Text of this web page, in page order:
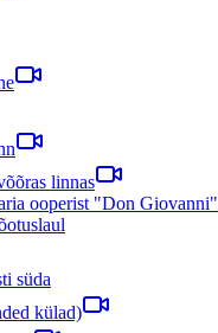
linnas
ooperist "Don Giovanni"
süda
külad)